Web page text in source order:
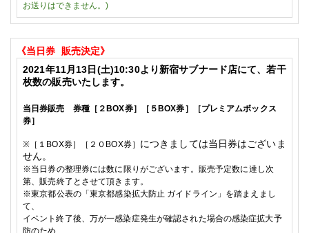
お送りはできません。)
《当日券
販売決定》
2021年11月13日(土)10:30より新宿サブナード店にて、若干
枚数の販売いたします。
当日券販売 券種［２BOX券］ ［５BOX券］
［プレミアムボックス
券］
※ ［１BOX券］ ［２０BOX券］ につきましては当日券はございま
せん。
※当日券の整理券には数に限りがございます。販売予定数に達し次
第、販売終了とさせて頂きます。
※東京都公表の「東京都感染拡大防止 ガイドライン」を踏まえまし
て、
イベント終了後、万が一感染症発生が確認された場合の感染症拡大予
防のため、